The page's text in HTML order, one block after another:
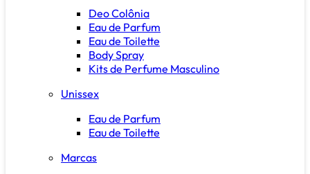
Deo Colônia
Eau de Parfum
Eau de Toilette
Body Spray
Kits de Perfume Masculino
Unissex
Eau de Parfum
Eau de Toilette
Marcas